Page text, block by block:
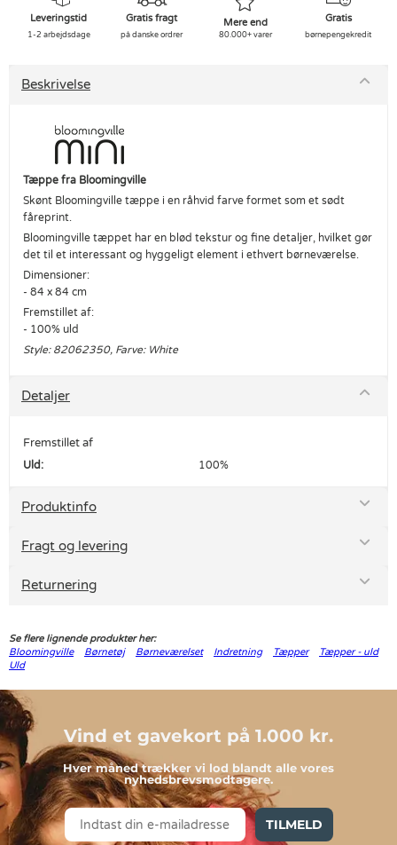
Leveringstid
1-2 arbejdsdage
Gratis fragt
på danske ordrer
Mere end
80.000+ varer
Gratis
børnepengekredit
Beskrivelse
Tæppe fra Bloomingville
Skønt Bloomingville tæppe i en råhvid farve formet som et sødt
fåreprint.
Bloomingville tæppet har en blød tekstur og fine detaljer, hvilket gør
det til et interessant og hyggeligt element i ethvert børneværelse.
Dimensioner:
- 84 x 84 cm
Fremstillet af:
- 100% uld
Style: 82062350, Farve: White
Detaljer
Fremstillet af
Uld: 100%
Produktinfo
Fragt og levering
Returnering
Se flere lignende produkter her:
Bloomingville
Børnetøj Børneværelset Indretning Tæpper
Tæpper - uld
Uld
Vind et gavekort på 1.000 kr.
Hver måned trækker vi lod blandt alle vores
nyhedsbrevsmodtagere.
TILMELD